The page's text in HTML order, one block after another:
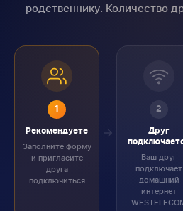
родственнику. Количество
1
Рекомендуете
Заполните форму
и пригласите
друга
подключиться
2
Друг
Ваш друг
подключает
домашний
интернет